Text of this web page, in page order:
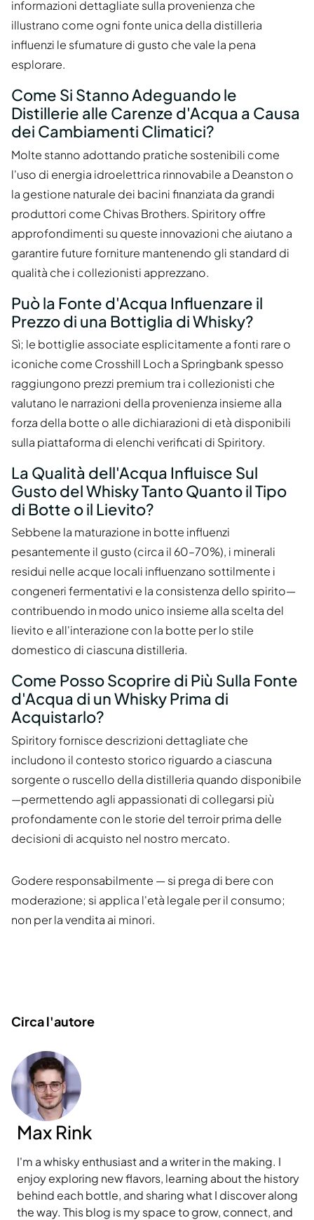
informazioni dettagliate sulla provenienza che
illustrano come ogni fonte unica della distilleria
influenzi le sfumature di gusto che vale la pena
esplorare.
Come Si Stanno Adeguando le
Distillerie alle Carenze d'Acqua a Causa
dei Cambiamenti Climatici?
Molte stanno adottando pratiche sostenibili come
l'uso di energia idroelettrica rinnovabile a Deanston o
la gestione naturale dei bacini finanziata da grandi
produttori come Chivas Brothers. Spiritory offre
approfondimenti su queste innovazioni che aiutano a
garantire future forniture mantenendo gli standard di
qualità che i collezionisti apprezzano.
Può la Fonte d'Acqua Influenzare il
Prezzo di una Bottiglia di Whisky?
Sì; le bottiglie associate esplicitamente a fonti rare o
iconiche come Crosshill Loch a Springbank spesso
raggiungono prezzi premium tra i collezionisti che
valutano le narrazioni della provenienza insieme alla
forza della botte o alle dichiarazioni di età disponibili
sulla piattaforma di elenchi verificati di Spiritory.
La Qualità dell'Acqua Influisce Sul
Gusto del Whisky Tanto Quanto il Tipo
di Botte o il Lievito?
Sebbene la maturazione in botte influenzi
pesantemente il gusto (circa il 60–70%), i minerali
residui nelle acque locali influenzano sottilmente i
congeneri fermentativi e la consistenza dello spirito—
contribuendo in modo unico insieme alla scelta del
lievito e all'interazione con la botte per lo stile
domestico di ciascuna distilleria.
Come Posso Scoprire di Più Sulla Fonte
d'Acqua di un Whisky Prima di
Acquistarlo?
Spiritory fornisce descrizioni dettagliate che
includono il contesto storico riguardo a ciascuna
sorgente o ruscello della distilleria quando disponibile
—permettendo agli appassionati di collegarsi più
profondamente con le storie del terroir prima delle
decisioni di acquisto nel nostro mercato.
Godere responsabilmente — si prega di bere con
moderazione; si applica l'età legale per il consumo;
non per la vendita ai minori.
Circa l'autore
Max Rink
I'm a whisky enthusiast and a writer in the making. I
enjoy exploring new flavors, learning about the history
behind each bottle, and sharing what I discover along
the way. This blog is my space to grow, connect, and